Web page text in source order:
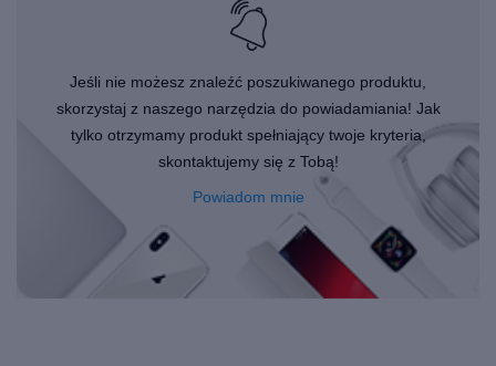
Jeśli nie możesz znaleźć poszukiwanego produktu,
skorzystaj z naszego narzędzia do powiadamiania! Jak
tylko otrzymamy produkt spełniający twoje kryteria,
skontaktujemy się z Tobą!
Powiadom mnie